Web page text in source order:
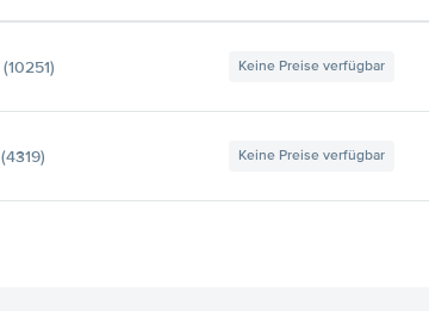
(10251) Keine Preise verfügbar
(4319) Keine Preise verfügbar